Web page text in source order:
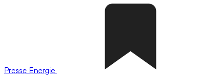
Presse Energie